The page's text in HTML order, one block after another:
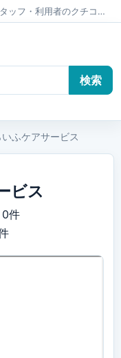
いきいきらいふケアサービス | 介護施設のスタッフ・利用者のクチコミ かいごちゃんねる
ふケアサービス
ビス
0件